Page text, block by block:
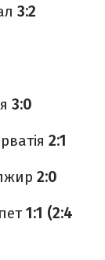
3:2
3:0
2:1
2:0
1:1 (2:4